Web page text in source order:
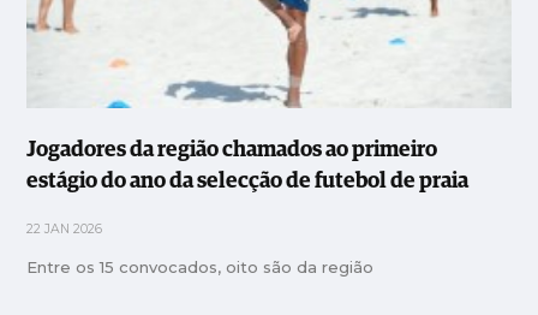
Jogadores da região chamados ao primeiro
estágio do ano da selecção de futebol de praia
22 JAN 2026
Entre os 15 convocados, oito são da região